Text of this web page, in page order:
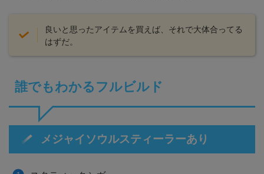
良いと思ったアイテムを買えば、それで大体合ってる
はずだ。
誰でもわかるフルビルド
メジャイソウルスティーラーあり